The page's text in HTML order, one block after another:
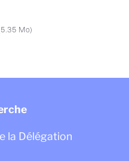
Mo)
la Délégation